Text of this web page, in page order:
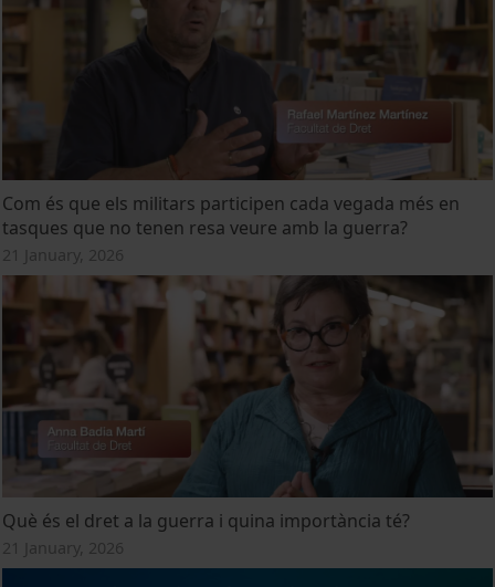
Com és que els militars participen cada vegada més en
tasques que no tenen resa veure amb la guerra?
21 January, 2026
Què és el dret a la guerra i quina importància té?
21 January, 2026